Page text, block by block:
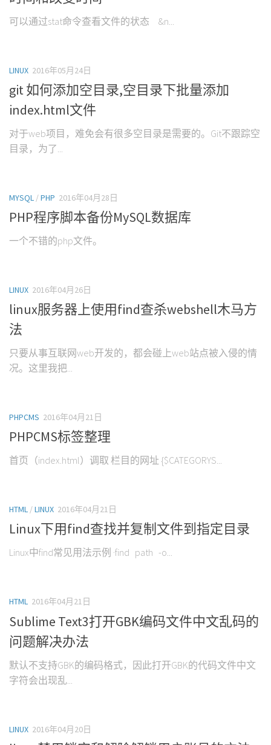
可以通过stat命令查看文件的状态 &n...
LINUX 2016年05月24日
git 如何添加空目录,空目录下批量添加
index.html文件
对于web项目，难免会有很多空目录是需要的。Git不跟踪空
目录，为了...
MYSQL /PHP 2016年04月28日
PHP程序脚本备份MySQL数据库
一个不错的php文件。
LINUX 2016年04月26日
linux服务器上使用find查杀webshell木马方
法
只要从事互联网web开发的，都会碰上web站点被入侵的情
况。这里我把...
PHPCMS 2016年04月21日
PHPCMS标签整理
首页（index.html）调取 栏目的网址 {$CATEGORYS...
HTML /LINUX 2016年04月21日
Linux下用find查找并复制文件到指定目录
Linux中find常见用法示例 ·find path -o...
HTML 2016年04月21日
Sublime Text3打开GBK编码文件中文乱码的
问题解决办法
默认不支持GBK的编码格式，因此打开GBK的代码文件中文
字符会出现乱...
LINUX 2016年04月20日